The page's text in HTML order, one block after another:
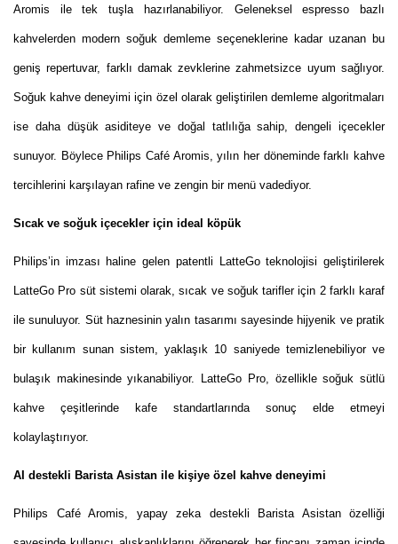
Aromis ile tek tuşla hazırlanabiliyor. Geleneksel espresso bazlı
kahvelerden modern soğuk demleme seçeneklerine kadar uzanan bu
geniş repertuvar, farklı damak zevklerine zahmetsizce uyum sağlıyor.
Soğuk kahve deneyimi için özel olarak geliştirilen demleme algoritmaları
ise daha düşük asiditeye ve doğal tatlılığa sahip, dengeli içecekler
sunuyor. Böylece Philips Café Aromis, yılın her döneminde farklı kahve
tercihlerini karşılayan rafine ve zengin bir menü vadediyor.
Sıcak ve soğuk içecekler için ideal köpük
Philips’in imzası haline gelen patentli LatteGo teknolojisi geliştirilerek
LatteGo Pro süt sistemi olarak, sıcak ve soğuk tarifler için 2 farklı karaf
ile sunuluyor. Süt haznesinin yalın tasarımı sayesinde hijyenik ve pratik
bir kullanım sunan sistem, yaklaşık 10 saniyede temizlenebiliyor ve
bulaşık makinesinde yıkanabiliyor. LatteGo Pro, özellikle soğuk sütlü
kahve çeşitlerinde kafe standartlarında sonuç elde etmeyi
kolaylaştırıyor.
AI destekli Barista Asistan ile kişiye özel kahve deneyimi
Philips Café Aromis, yapay zeka destekli Barista Asistan özelliği